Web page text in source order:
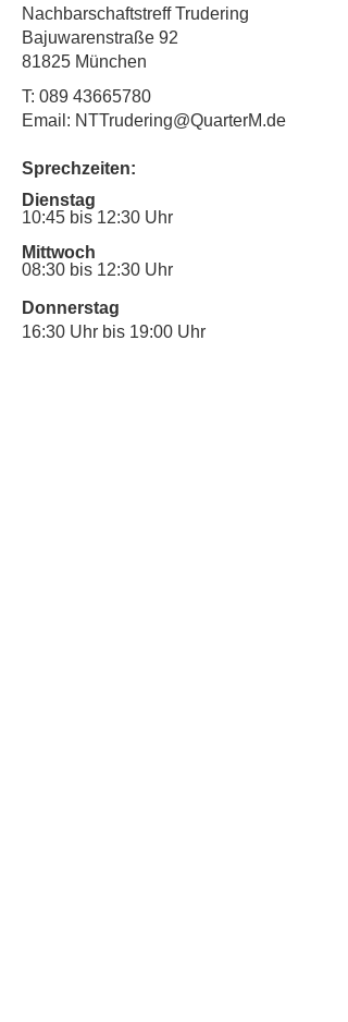
Nachbarschaftstreff Trudering
Bajuwarenstraße 92
81825 München
T: 089 43665780
Email: NTTrudering@QuarterM.de
Sprechzeiten:
Dienstag
10:45 bis 12:30 Uhr
Mittwoch
08:30 bis 12:30 Uhr
Donnerstag
16:30 Uhr bis 19:00 Uhr